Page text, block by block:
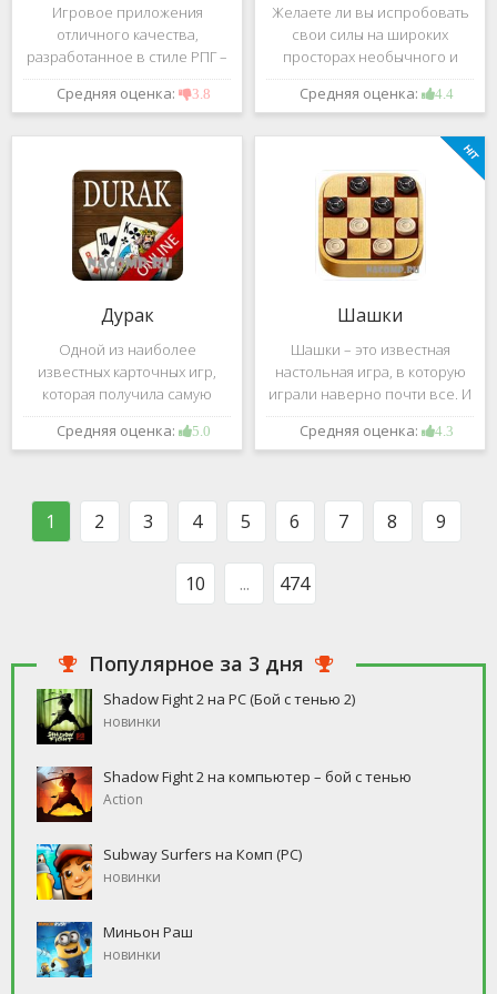
Игровое приложения
отличного качества,
разработанное в стиле РПГ –
это, конечно же, Dark
Avenger. В ней вы сможете
большое количество
проблем на свою
Средняя оценка: 3.8
Желаете ли вы испробовать
свои силы на широких
просторах необычного и
удивительного мира,
который наполнен
Если да, тогда вам к нам. Игра,
которую мы вам предложим
ниже и о
Средняя оценка: 4.4
Дурак
Одной из наиболее
известных карточных игр,
которая получила самую
большую известность среди
всех людей всех возрастных
такого человека, который бы
Средняя оценка: 5.0
Шашки
Шашки – это известная
настольная игра, в которую
играли наверно почти все. И
это не странно. Эта игра
имеет не сложные правила и
свободное время, но
Средняя оценка: 4.3
1 2 3 4 5 6 7 8 9
10 ... 474
Популярное за 3 дня
Shadow Fight 2 на PC (Бой с тенью 2)
новинки
Shadow Fight 2 на компьютер – бой с тенью
Action
Subway Surfers на Комп (PC)
новинки
Миньон Раш
новинки